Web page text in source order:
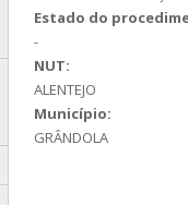
Estado do
-
NUT:
ALENTEJO
Município:
GRÂNDOLA